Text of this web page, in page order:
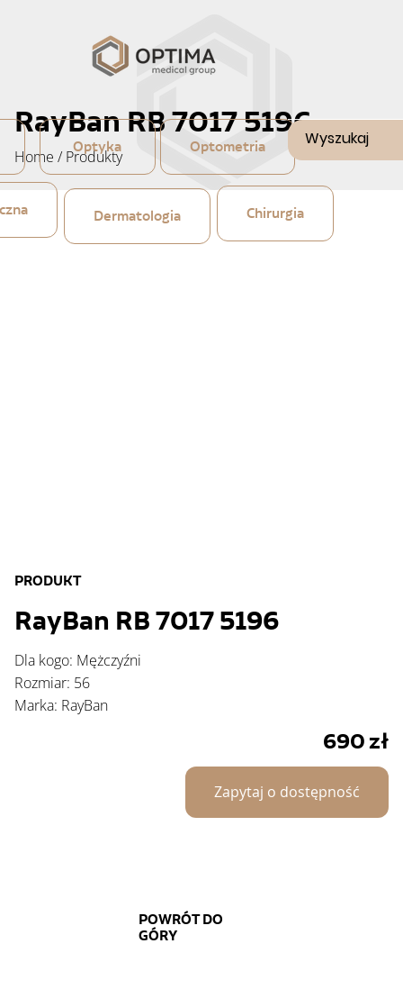
Optyka Optometria
Dermatologia Chirurgia
RayBan RB 7017 5196
Home / Produkty
PRODUKT
RayBan RB 7017 5196
Dla kogo: Mężczyźni
Rozmiar: 56
Marka: RayBan
690zł
Zapytaj o dostępność
POWRÓT DO
GÓRY